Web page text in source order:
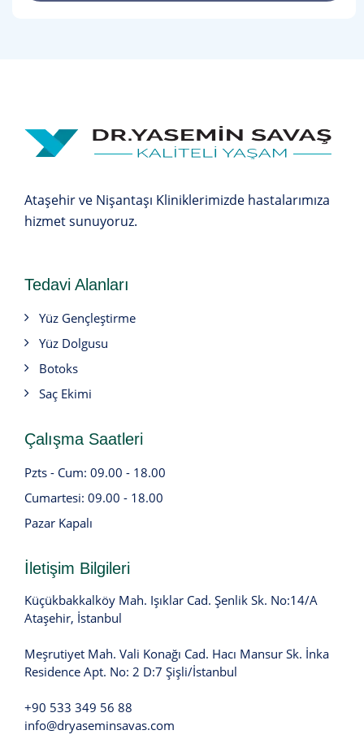
Ataşehir ve Nişantaşı Kliniklerimizde hastalarımıza
hizmet sunuyoruz.
Tedavi Alanları
Yüz Gençleştirme
Yüz Dolgusu
Botoks
Saç Ekimi
Çalışma Saatleri
Pzts - Cum: 09.00 - 18.00
Cumartesi: 09.00 - 18.00
Pazar Kapalı
İletişim Bilgileri
Küçükbakkalköy Mah. Işıklar Cad. Şenlik Sk. No:14/A
Ataşehir, İstanbul
Meşrutiyet Mah. Vali Konağı Cad. Hacı Mansur Sk. İnka
Residence Apt. No: 2 D:7 Şişli/İstanbul
+90 533 349 56 88
info@dryaseminsavas.com